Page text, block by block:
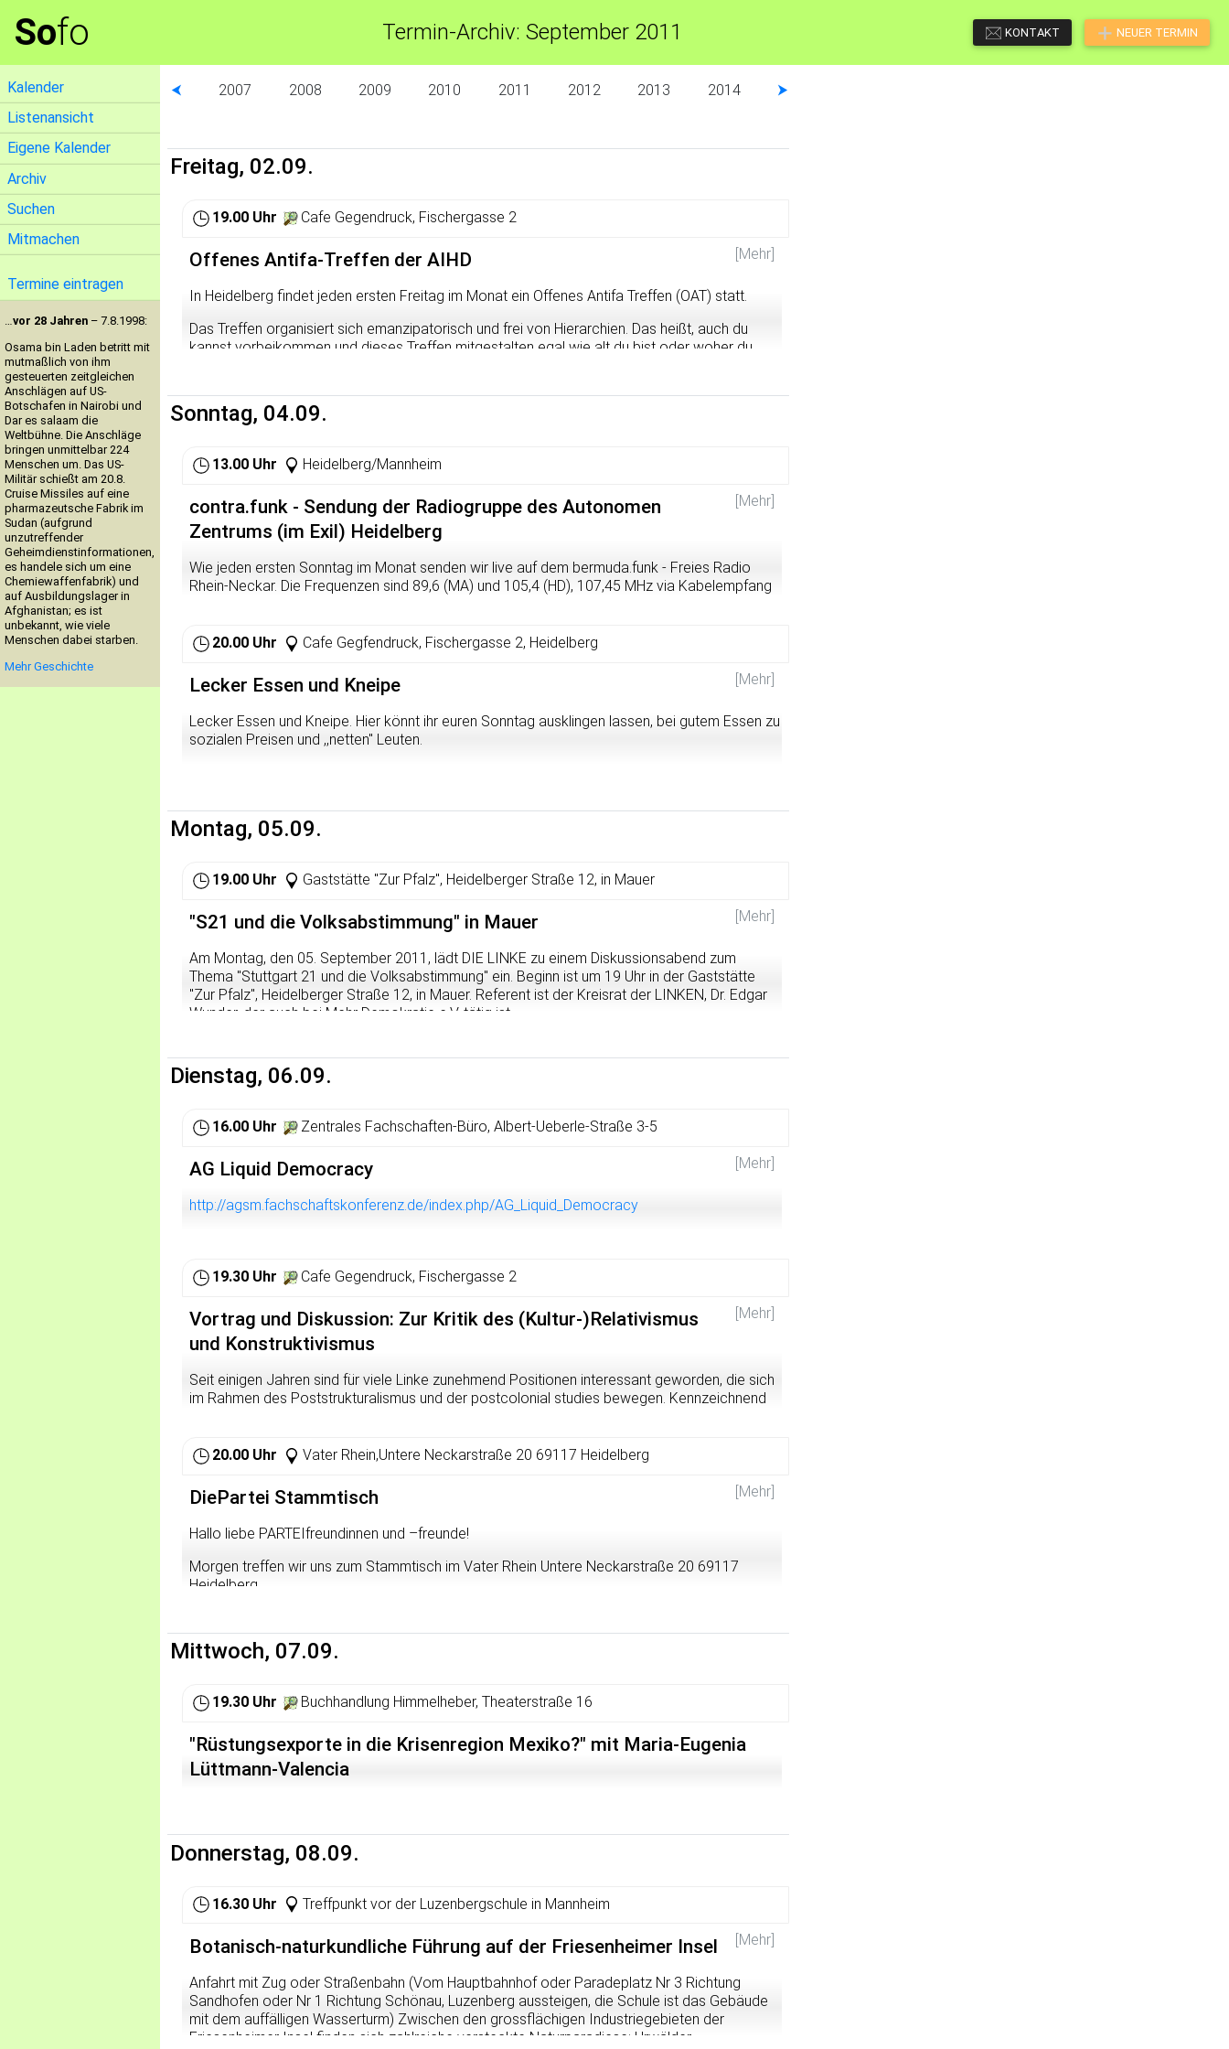
Sofo Termin-Archiv: September 2011 KONTAKT NEUER TERMIN
Kalender
Listenansicht
Eigene Kalender
Archiv
Suchen
Mitmachen
Termine eintragen
…vor 28 Jahren – 7.8.1998:
Osama bin Laden betritt mit
mutmaßlich von ihm
gesteuerten zeitgleichen
Anschlägen auf US-
Botschafen in Nairobi und
Dar es salaam die
Weltbühne. Die Anschläge
bringen unmittelbar 224
Menschen um. Das US-
Militär schießt am 20.8.
Cruise Missiles auf eine
pharmazeutsche Fabrik im
Sudan (aufgrund
unzutreffender
Geheimdienstinformationen,
es handele sich um eine
Chemiewaffenfabrik) und
auf Ausbildungslager in
Afghanistan; es ist
unbekannt, wie viele
Menschen dabei starben.
Mehr Geschichte
⮜ 2007 2008 2009 2010 2011 2012 2013 2014 ⮞
Freitag, 02.09.
19.00 Uhr Cafe Gegendruck, Fischergasse 2
[Mehr]
Offenes Antifa-Treffen der AIHD
In Heidelberg findet jeden ersten Freitag im Monat ein Offenes Antifa Treffen (OAT) statt.
Das Treffen organisiert sich emanzipatorisch und frei von Hierarchien. Das heißt, auch du
kannst vorbeikommen und dieses Treffen mitgestalten egal wie alt du bist oder woher du
Hier besteht Freiraum zum politischen Austausch und zur Diskussion außerhalb des
Mainstreams
Sonntag, 04.09.
13.00 Uhr Heidelberg/Mannheim
[Mehr]
contra.funk - Sendung der Radiogruppe des Autonomen
Zentrums (im Exil) Heidelberg
Wie jeden ersten Sonntag im Monat senden wir live auf dem bermuda.funk - Freies Radio
Rhein-Neckar. Die Frequenzen sind 89,6 (MA) und 105,4 (HD), 107,45 MHz via Kabelempfang
http://www.bermudafunk.org/stream.html.
http://www.myspace.com/contrafunk
20.00 Uhr Cafe Gegfendruck, Fischergasse 2, Heidelberg
[Mehr]
Lecker Essen und Kneipe
Lecker Essen und Kneipe. Hier könnt ihr euren Sonntag ausklingen lassen, bei gutem Essen zu
sozialen Preisen und ,,netten" Leuten.
Montag, 05.09.
19.00 Uhr Gaststätte "Zur Pfalz", Heidelberger Straße 12, in Mauer
[Mehr]
"S21 und die Volksabstimmung" in Mauer
Am Montag, den 05. September 2011, lädt DIE LINKE zu einem Diskussionsabend zum
Thema "Stuttgart 21 und die Volksabstimmung" ein. Beginn ist um 19 Uhr in der Gaststätte
"Zur Pfalz", Heidelberger Straße 12, in Mauer. Referent ist der Kreisrat der LINKEN, Dr. Edgar
Wunder, der auch bei Mehr Demokratie e.V. tätig ist.
Dienstag, 06.09.
16.00 Uhr Zentrales Fachschaften-Büro, Albert-Ueberle-Straße 3-5
[Mehr]
AG Liquid Democracy
http://agsm.fachschaftskonferenz.de/index.php/AG_Liquid_Democracy
19.30 Uhr Cafe Gegendruck, Fischergasse 2
[Mehr]
Vortrag und Diskussion: Zur Kritik des (Kultur-)Relativismus
und Konstruktivismus
Seit einigen Jahren sind für viele Linke zunehmend Positionen interessant geworden, die sich
im Rahmen des Poststrukturalismus und der postcolonial studies bewegen. Kennzeichnend
„konstruieren“. Mit diesem Vortrag werden wir, ausgehend von Theoretiker_innen, die in der
Boghossian), diese Grundannahmen kritisieren. Im Anschluss wollen wir gemeinsam mit Euch
die daraus resultierenden Konsequenzen für eine antirassistische und antisexistische Politik
diskutieren.
20.00 Uhr Vater Rhein,Untere Neckarstraße 20 69117 Heidelberg
[Mehr]
DiePartei Stammtisch
Hallo liebe PARTEIfreundinnen und –freunde!
Morgen treffen wir uns zum Stammtisch im Vater Rhein Untere Neckarstraße 20 69117
Heidelberg.
Agitationspläne für die nächsten Monate planen/erstellen!
Freunde und Sympathisanten sind herzlichen willkommen!
Mittwoch, 07.09.
19.30 Uhr Buchhandlung Himmelheber, Theaterstraße 16
"Rüstungsexporte in die Krisenregion Mexiko?" mit Maria-Eugenia
Lüttmann-Valencia
Donnerstag, 08.09.
16.30 Uhr Treffpunkt vor der Luzenbergschule in Mannheim
[Mehr]
Botanisch-naturkundliche Führung auf der Friesenheimer Insel
Anfahrt mit Zug oder Straßenbahn (Vom Hauptbahnhof oder Paradeplatz Nr 3 Richtung
Sandhofen oder Nr 1 Richtung Schönau, Luzenberg aussteigen, die Schule ist das Gebäude
mit dem auffälligen Wasserturm) Zwischen den grossflächigen Industriegebieten der
Friesenheimer Insel finden sich zahlreiche versteckte Naturparadiese: Urwälder,